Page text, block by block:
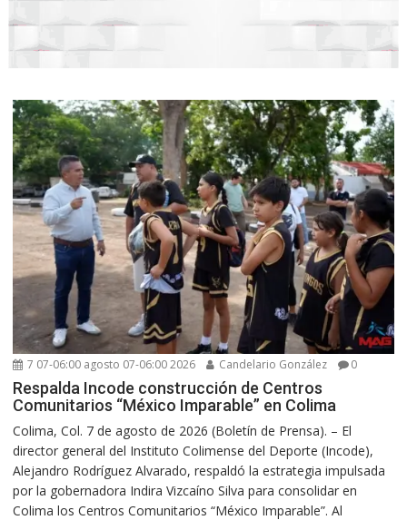
7 07-06:00 agosto 07-06:00 2026 Candelario González 0
Respalda Incode construcción de Centros
Comunitarios “México Imparable” en Colima
Colima, Col. 7 de agosto de 2026 (Boletín de Prensa). – El
director general del Instituto Colimense del Deporte (Incode),
Alejandro Rodríguez Alvarado, respaldó la estrategia impulsada
por la gobernadora Indira Vizcaíno Silva para consolidar en
Colima los Centros Comunitarios “México Imparable”. Al